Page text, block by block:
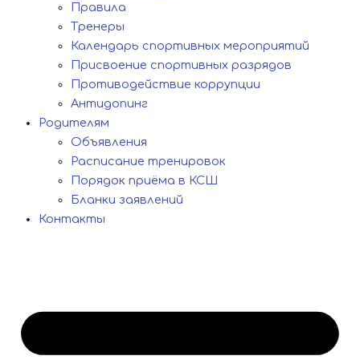
Правила
Тренеры
Календарь спортивных мероприятий
Присвоение спортивных разрядов
Противодействие коррупции
Антидопинг
Родителям
Объявления
Расписание тренировок
Порядок приёма в КСШ
Бланки заявлений
Контакты